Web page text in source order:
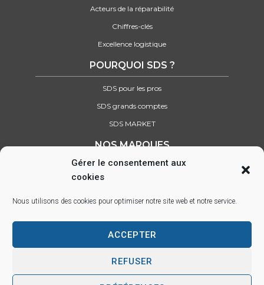
Gérer le consentement aux
cookies
Nous utilisons des cookies pour optimiser notre site web et notre service.
ACCEPTER
REFUSER
Acteurs de la réparabilité
Chiffres-clés
Excellence logistique
POURQUOI SDS ?
SDS pour les pros
SDS grands comptes
SDS MARKET
NOS MARQUES
Retrouvez tous nos partenaires
Parc d’activité des Lacs, 22 rue Saint-Exupéry, 33290 BLANQUEFORT –
info@sds.fr